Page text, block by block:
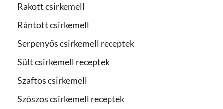
Rakott csirkemell
Rántott csirkemell
Serpenyős csirkemell receptek
Sült csirkemell receptek
Szaftos csirkemell
Szószos csirkemell receptek